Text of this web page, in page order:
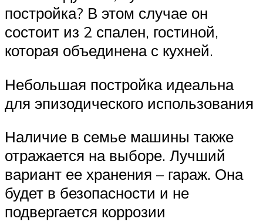
постройка? В этом случае он
состоит из 2 спален, гостиной,
которая объединена с кухней.
Небольшая постройка идеальна
для эпизодического использования
Наличие в семье машины также
отражается на выборе. Лучший
вариант ее хранения – гараж. Она
будет в безопасности и не
подвергается коррозии